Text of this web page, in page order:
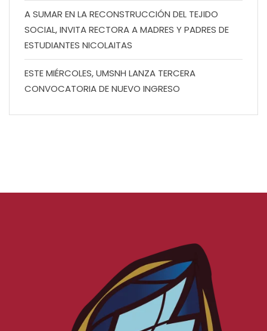
A SUMAR EN LA RECONSTRUCCIÓN DEL TEJIDO
SOCIAL, INVITA RECTORA A MADRES Y PADRES DE
ESTUDIANTES NICOLAITAS
ESTE MIÉRCOLES, UMSNH LANZA TERCERA
CONVOCATORIA DE NUEVO INGRESO